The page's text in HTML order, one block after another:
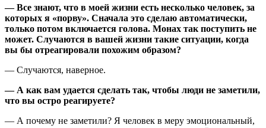
— Все знают, что в моей жизни есть несколько человек, за
которых я «порву». Сначала это сделаю автоматически,
только потом включается голова. Монах так поступить не
может. Случаются в вашей жизни такие ситуации, когда
вы бы отреагировали похожим образом?
— Случаются, наверное.
— А как вам удается сделать так, чтобы люди не заметили,
что вы остро реагируете?
— А почему не заметили? Я человек в меру эмоциональный,